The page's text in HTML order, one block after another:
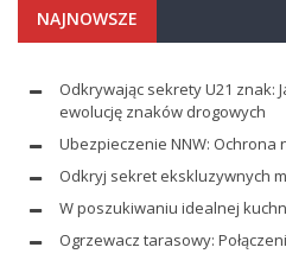
NAJNOWSZE
Odkrywając sekrety U21 znak:
ewolucję znaków drogowych
Ubezpieczenie NNW: Ochrona
Odkryj sekret ekskluzywnych
W poszukiwaniu idealnej
Ogrzewacz tarasowy: